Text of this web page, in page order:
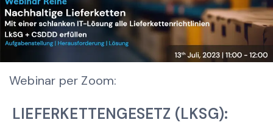
Webinar per Zoom:
LIEFERKETTENGESETZ (LKSG):